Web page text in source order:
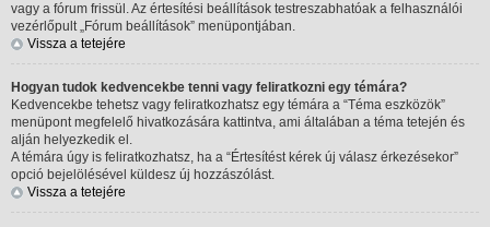
vagy a fórum frissül. Az értesítési beállítások testreszabhatóak a felhasználói
vezérlőpult „Fórum beállítások” menüpontjában.
Vissza a tetejére
Hogyan tudok kedvencekbe tenni vagy feliratkozni egy témára?
Kedvencekbe tehetsz vagy feliratkozhatsz egy témára a “Téma eszközök”
menüpont megfelelő hivatkozására kattintva, ami általában a téma tetején és
alján helyezkedik el.
A témára úgy is feliratkozhatsz, ha a “Értesítést kérek új válasz érkezésekor”
opció bejelölésével küldesz új hozzászólást.
Vissza a tetejére